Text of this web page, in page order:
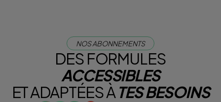
NOS ABONNEMENTS
DES FORMULES
ACCESSIBLES
ET ADAPTÉES ÀTES BESOINS